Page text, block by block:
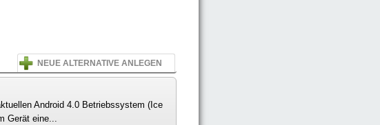
NEUE ALTERNATIVE ANLEGEN
Android 4.0 Betriebssystem (Ice
Gerät eine...